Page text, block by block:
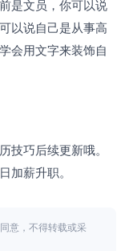
是文员，你可以说
以说自己是从事高
会用文字来装饰自
巧后续更新哦。
加薪升职。
意，不得转载或采